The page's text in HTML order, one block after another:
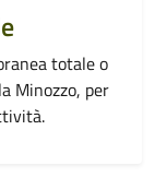
totale o
Minozzo, per